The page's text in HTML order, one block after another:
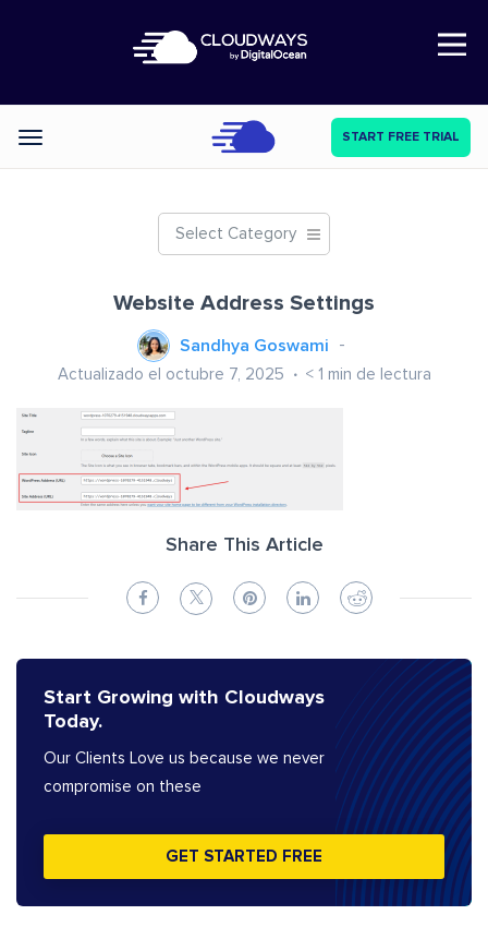
Open Nav
Categories START FREE TRIAL
Select Category
Website Address Settings
Sandhya Goswami
Actualizado el octubre 7, 2025 < 1 min de lectura
Share This Article
Start Growing with Cloudways
Today.
Our Clients Love us because we never
compromise on these
GET STARTED FREE